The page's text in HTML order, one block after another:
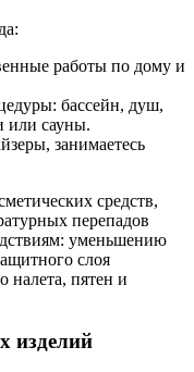
работы по дому и
бассейн, душ,
или сауны.
занимаетесь
средств,
перепадов
уменьшению
слоя
налета, пятен и
изделий